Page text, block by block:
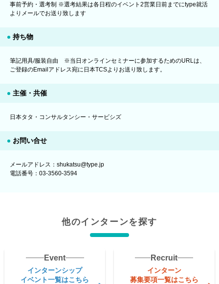
事前予約・選考制 ※選考結果は各日程のイベント2営業日前までにtype就活
よりメールでお送り致します
持ち物
筆記用具/服装自由 ※当日オンラインセミナーに参加するためのURLは、
ご登録のEmailアドレス宛に日本TCSよりお送り致します。
主催・共催
日本タタ・コンサルタンシー・サービシズ
お問い合せ
メールアドレス：shukatsu@type.jp
電話番号：03-3560-3594
他のインターンを探す
Event
インターンシップ
イベント一覧はこちら
Recruit
インターン
募集要項一覧はこちら